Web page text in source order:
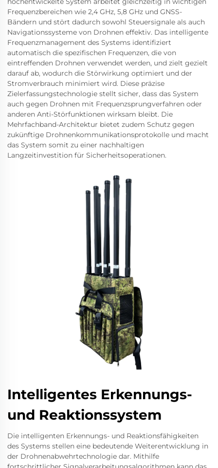
Frequenzbereichen wie 2,4 GHz, 5,8 GHz und GNSS-
Bändern und stört dadurch sowohl Steuersignale als auch
Navigationssysteme von Drohnen effektiv. Das intelligente
Frequenzmanagement des Systems identifiziert
automatisch die spezifischen Frequenzen, die von
eintreffenden Drohnen verwendet werden, und zielt gezielt
darauf ab, wodurch die Störwirkung optimiert und der
Stromverbrauch minimiert wird. Diese präzise
Zielerfassungstechnologie stellt sicher, dass das System
auch gegen Drohnen mit Frequenzsprungverfahren oder
anderen Anti-Störfunktionen wirksam bleibt. Die
Mehrfachband-Architektur bietet zudem Schutz gegen
zukünftige Drohnenkommunikationsprotokolle und macht
das System somit zu einer nachhaltigen
Langzeitinvestition für Sicherheitsoperationen.
Intelligentes Erkennungs-
und Reaktionssystem
Die intelligenten Erkennungs- und Reaktionsfähigkeiten
des Systems stellen eine bedeutende Weiterentwicklung in
der Drohnenabwehrtechnologie dar. Mithilfe